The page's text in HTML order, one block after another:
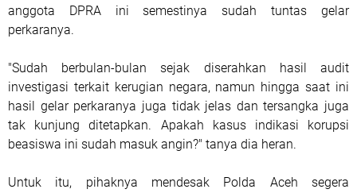
anggota DPRA ini semestinya sudah tuntas gelar
perkaranya.
"Sudah berbulan-bulan sejak diserahkan hasil audit
investigasi terkait kerugian negara, namun hingga saat ini
hasil gelar perkaranya juga tidak jelas dan tersangka juga
tak kunjung ditetapkan. Apakah kasus indikasi korupsi
beasiswa ini sudah masuk angin?" tanya dia heran.
Untuk itu, pihaknya mendesak Polda Aceh segera